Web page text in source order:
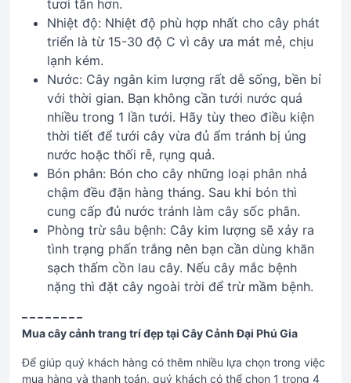
tươi tắn hơn.
Nhiệt độ: Nhiệt độ phù hợp nhất cho cây phát
triển là từ 15-30 độ C vì cây ưa mát mẻ, chịu
lạnh kém.
Nước: Cây ngân kim lượng rất dễ sống, bền bỉ
với thời gian. Bạn không cần tưới nước quá
nhiều trong 1 lần tưới. Hãy tùy theo điều kiện
thời tiết để tưới cây vừa đủ ẩm tránh bị úng
nước hoặc thối rễ, rụng quả.
Bón phân: Bón cho cây những loại phân nhả
chậm đều đặn hàng tháng. Sau khi bón thì
cung cấp đủ nước tránh làm cây sốc phân.
Phòng trừ sâu bệnh: Cây kim lượng sẽ xảy ra
tình trạng phấn trắng nên bạn cần dùng khăn
sạch thấm cồn lau cây. Nếu cây mắc bệnh
nặng thì đặt cây ngoài trời để trừ mầm bệnh.
– – – – – – – –
Mua cây cảnh trang trí đẹp tại Cây Cảnh Đại Phú Gia
Để giúp quý khách hàng có thêm nhiều lựa chọn trong việc
mua hàng và thanh toán, quý khách có thể chọn 1 trong 4